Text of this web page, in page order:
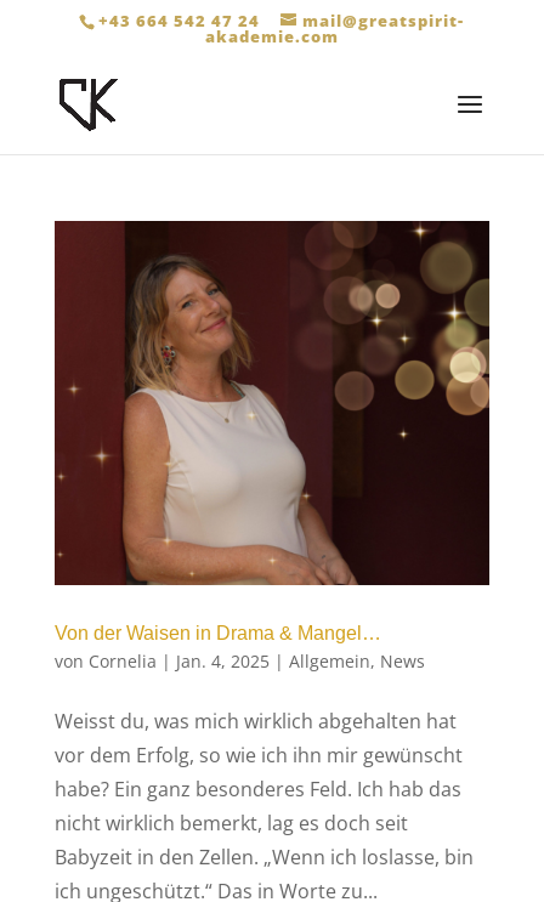
+43 664 542 47 24 mail@greatspirit-
akademie.com
Von der Waisen in Drama & Mangel…
von Cornelia | Jan. 4, 2025| Allgemein, News
Weisst du, was mich wirklich abgehalten hat
vor dem Erfolg, so wie ich ihn mir gewünscht
habe? Ein ganz besonderes Feld. Ich hab das
nicht wirklich bemerkt, lag es doch seit
Babyzeit in den Zellen. „Wenn ich loslasse, bin
ich ungeschützt.“ Das in Worte zu...